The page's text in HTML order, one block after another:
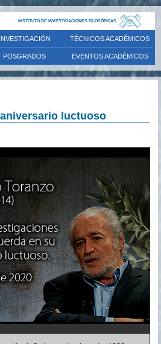
INSTITUTO DE INVESTIGACIONES FILOSÓFICAS
INVESTIGACIÓN TÉCNICOS ACADÉMICOS
POSGRADOS EVENTOS ACADÉMICOS
luctuoso